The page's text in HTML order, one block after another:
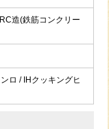
造(鉄筋コンクリー
ロ / IHクッキングヒ